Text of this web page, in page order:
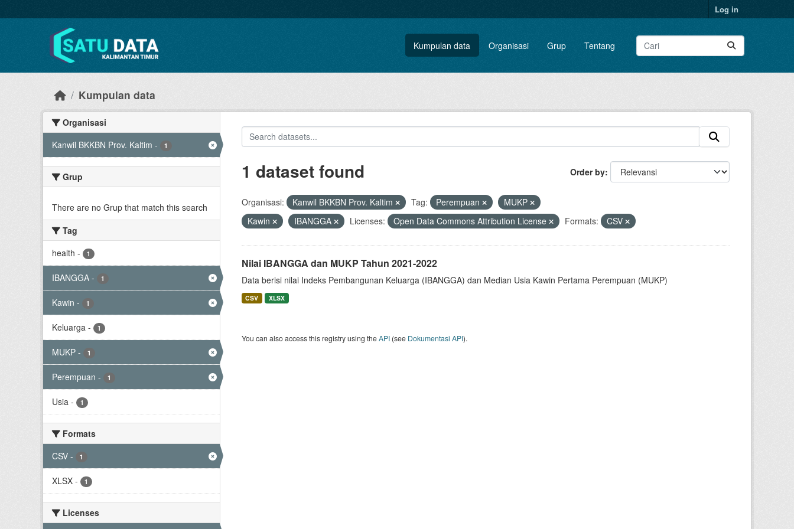
Log in
Kumpulan data Organisasi Grup Tentang
Kumpulan data
Organisasi
Kanwil BKKBN Prov. Kaltim - 1
Grup
There are no Grup that match this search
Tag
health - 1
IBANGGA - 1
Kawin - 1
Keluarga - 1
MUKP - 1
Perempuan - 1
Usia - 1
Formats
CSV - 1
XLSX - 1
Licenses
Order by
1 dataset found
Organisasi: Kanwil BKKBN Prov. Kaltim Tag: Perempuan
MUKP
Kawin
IBANGGA Licenses: Open Data Commons Attribution License Formats: CSV
Nilai IBANGGA dan MUKP Tahun 2021-2022
Data berisi nilai Indeks Pembangunan Keluarga (IBANGGA) dan Median Usia Kawin Pertama Perempuan (MUKP)
CSV XLSX
You can also access this registry using theAPI(see Dokumentasi API).